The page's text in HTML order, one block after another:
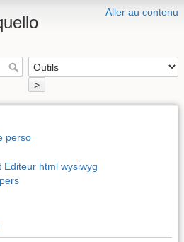
Aller au contenu
>
perso
Editeur html wysiwyg